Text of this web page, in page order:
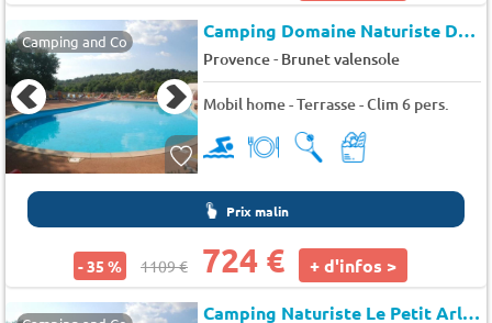
Camping and Co Camping Domaine Naturiste Du Petit Arlane (Valensole à 1 km)
Provence- Brunet valensole
Mobil home - Terrasse - Clim 6 pers.
Prix malin
- 35 % 1109 € 724 € + d'infos >
Camping Naturiste Le Petit Arlane